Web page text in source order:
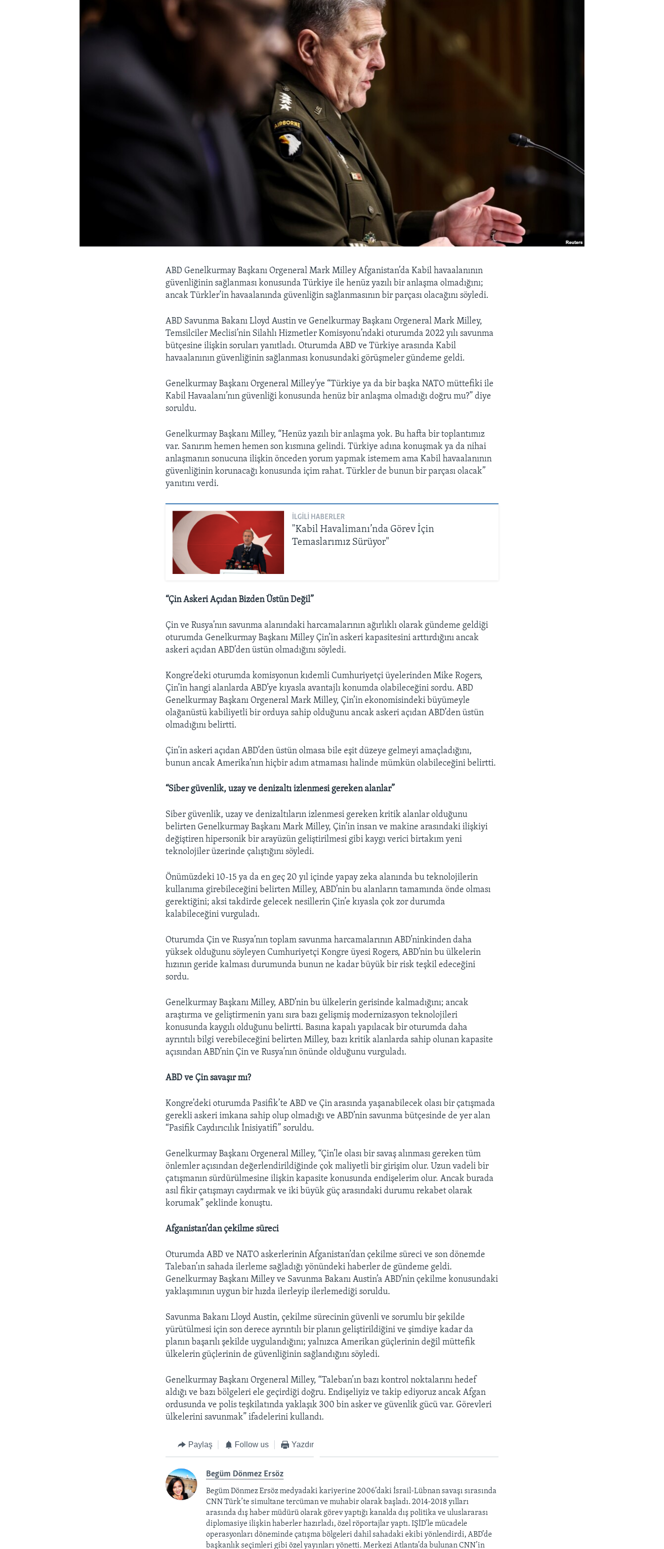
ABD Genelkurmay Başkanı Orgeneral Mark Milley Afganistan’da Kabil havaalanının
güvenliğinin sağlanması konusunda Türkiye ile henüz yazılı bir anlaşma olmadığını;
ancak Türkler’in havaalanında güvenliğin sağlanmasının bir parçası olacağını söyledi.
ABD Savunma Bakanı Lloyd Austin ve Genelkurmay Başkanı Orgeneral Mark Milley,
Temsilciler Meclisi’nin Silahlı Hizmetler Komisyonu’ndaki oturumda 2022 yılı savunma
bütçesine ilişkin soruları yanıtladı. Oturumda ABD ve Türkiye arasında Kabil
havaalanının güvenliğinin sağlanması konusundaki görüşmeler gündeme geldi.
Genelkurmay Başkanı Orgeneral Milley’ye “Türkiye ya da bir başka NATO müttefiki ile
Kabil Havaalanı’nın güvenliği konusunda henüz bir anlaşma olmadığı doğru mu?” diye
soruldu.
Genelkurmay Başkanı Milley, “Henüz yazılı bir anlaşma yok. Bu hafta bir toplantımız
var. Sanırım hemen hemen son kısmına gelindi. Türkiye adına konuşmak ya da nihai
anlaşmanın sonucuna ilişkin önceden yorum yapmak istemem ama Kabil havaalanının
güvenliğinin korunacağı konusunda içim rahat. Türkler de bunun bir parçası olacak”
yanıtını verdi.
İLGILI HABERLER
"Kabil Havalimanı’nda Görev İçin
Temaslarımız Sürüyor"
“Çin Askeri Açıdan Bizden Üstün Değil”
Çin ve Rusya’nın savunma alanındaki harcamalarının ağırlıklı olarak gündeme geldiği
oturumda Genelkurmay Başkanı Milley Çin’in askeri kapasitesini arttırdığını ancak
askeri açıdan ABD’den üstün olmadığını söyledi.
Kongre’deki oturumda komisyonun kıdemli Cumhuriyetçi üyelerinden Mike Rogers,
Çin’in hangi alanlarda ABD’ye kıyasla avantajlı konumda olabileceğini sordu. ABD
Genelkurmay Başkanı Orgeneral Mark Milley, Çin’in ekonomisindeki büyümeyle
olağanüstü kabiliyetli bir orduya sahip olduğunu ancak askeri açıdan ABD’den üstün
olmadığını belirtti.
Çin’in askeri açıdan ABD’den üstün olmasa bile eşit düzeye gelmeyi amaçladığını,
bunun ancak Amerika’nın hiçbir adım atmaması halinde mümkün olabileceğini belirtti.
“Siber güvenlik, uzay ve denizaltı izlenmesi gereken alanlar”
Siber güvenlik, uzay ve denizaltıların izlenmesi gereken kritik alanlar olduğunu
belirten Genelkurmay Başkanı Mark Milley, Çin’in insan ve makine arasındaki ilişkiyi
değiştiren hipersonik bir arayüzün geliştirilmesi gibi kaygı verici birtakım yeni
teknolojiler üzerinde çalıştığını söyledi.
Önümüzdeki 10-15 ya da en geç 20 yıl içinde yapay zeka alanında bu teknolojilerin
kullanıma girebileceğini belirten Milley, ABD’nin bu alanların tamamında önde olması
gerektiğini; aksi takdirde gelecek nesillerin Çin’e kıyasla çok zor durumda
kalabileceğini vurguladı.
Oturumda Çin ve Rusya’nın toplam savunma harcamalarının ABD’ninkinden daha
yüksek olduğunu söyleyen Cumhuriyetçi Kongre üyesi Rogers, ABD’nin bu ülkelerin
hızının geride kalması durumunda bunun ne kadar büyük bir risk teşkil edeceğini
sordu.
Genelkurmay Başkanı Milley, ABD’nin bu ülkelerin gerisinde kalmadığını; ancak
araştırma ve geliştirmenin yanı sıra bazı gelişmiş modernizasyon teknolojileri
konusunda kaygılı olduğunu belirtti. Basına kapalı yapılacak bir oturumda daha
ayrıntılı bilgi verebileceğini belirten Milley, bazı kritik alanlarda sahip olunan kapasite
açısından ABD’nin Çin ve Rusya’nın önünde olduğunu vurguladı.
ABD ve Çin savaşır mı?
Kongre’deki oturumda Pasifik’te ABD ve Çin arasında yaşanabilecek olası bir çatışmada
gerekli askeri imkana sahip olup olmadığı ve ABD’nin savunma bütçesinde de yer alan
“Pasifik Caydırıcılık İnisiyatifi” soruldu.
Genelkurmay Başkanı Orgeneral Milley, “Çin’le olası bir savaş alınması gereken tüm
önlemler açısından değerlendirildiğinde çok maliyetli bir girişim olur. Uzun vadeli bir
çatışmanın sürdürülmesine ilişkin kapasite konusunda endişelerim olur. Ancak burada
asıl fikir çatışmayı caydırmak ve iki büyük güç arasındaki durumu rekabet olarak
korumak” şeklinde konuştu.
Afganistan’dan çekilme süreci
Oturumda ABD ve NATO askerlerinin Afganistan’dan çekilme süreci ve son dönemde
Taleban’ın sahada ilerleme sağladığı yönündeki haberler de gündeme geldi.
Genelkurmay Başkanı Milley ve Savunma Bakanı Austin’a ABD’nin çekilme konusundaki
yaklaşımının uygun bir hızda ilerleyip ilerlemediği soruldu.
Savunma Bakanı Lloyd Austin, çekilme sürecinin güvenli ve sorumlu bir şekilde
yürütülmesi için son derece ayrıntılı bir planın geliştirildiğini ve şimdiye kadar da
planın başarılı şekilde uygulandığını; yalnızca Amerikan güçlerinin değil müttefik
ülkelerin güçlerinin de güvenliğinin sağlandığını söyledi.
Genelkurmay Başkanı Orgeneral Milley, “Taleban’ın bazı kontrol noktalarını hedef
aldığı ve bazı bölgeleri ele geçirdiği doğru. Endişeliyiz ve takip ediyoruz ancak Afgan
ordusunda ve polis teşkilatında yaklaşık 300 bin asker ve güvenlik gücü var. Görevleri
ülkelerini savunmak” ifadelerini kullandı.
Paylaş Follow us Yazdır
Begüm Dönmez Ersöz
Begüm Dönmez Ersöz medyadaki kariyerine 2006’daki İsrail-Lübnan savaşı sırasında
CNN Türk’te simultane tercüman ve muhabir olarak başladı. 2014-2018 yılları
arasında dış haber müdürü olarak görev yaptığı kanalda dış politika ve uluslararası
diplomasiye ilişkin haberler hazırladı, özel röportajlar yaptı. IŞİD’le mücadele
operasyonları döneminde çatışma bölgeleri dahil sahadaki ekibi yönlendirdi, ABD’de
başkanlık seçimleri gibi özel yayınları yönetti. Merkezi Atlanta’da bulunan CNN’in